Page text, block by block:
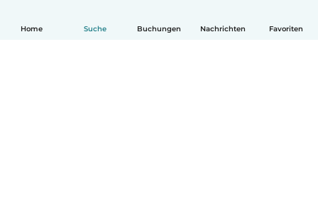
Home Suche Buchungen Nachrichten Favoriten